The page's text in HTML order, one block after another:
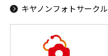
キヤノンフォトサークル